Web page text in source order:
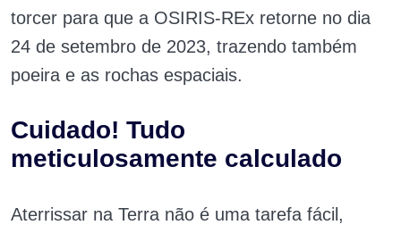
torcer para que a OSIRIS-REx retorne no dia
24 de setembro de 2023, trazendo também
poeira e as rochas espaciais.
Cuidado! Tudo
meticulosamente calculado
Aterrissar na Terra não é uma tarefa fácil,